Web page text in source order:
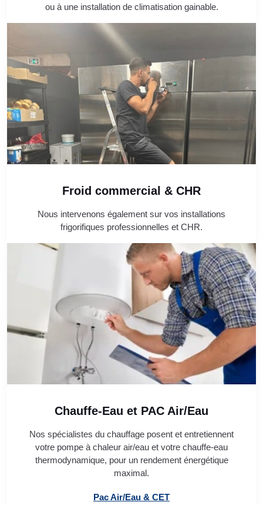
ou à une installation de climatisation gainable.
Froid commercial & CHR
Nous intervenons également sur vos installations
frigorifiques professionnelles et CHR.
Chauffe-Eau et PAC Air/Eau
Nos spécialistes du chauffage posent et entretiennent
votre pompe à chaleur air/eau et votre chauffe-eau
thermodynamique, pour un rendement énergétique
maximal.
Pac Air/Eau & CET